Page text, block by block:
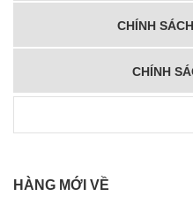
CHÍNH
CHÍNH
HÀNG MỚI VỀ